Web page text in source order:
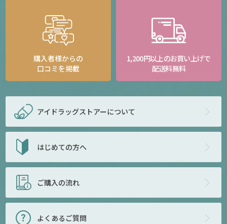
購入者様からの
口コミを掲載
1,200円以上のお買い上げで
配送料無料
アイドラッグストアーについて
はじめての方へ
ご購入の流れ
よくあるご質問